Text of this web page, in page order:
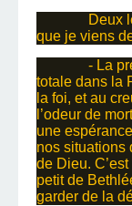
Deux
que je viens
- La
totale dans la
la foi, et au
l’odeur de
une
nos situations
de Dieu.
petit de
garder de la